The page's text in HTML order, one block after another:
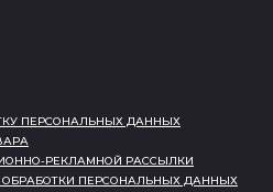
ПЕРСОНАЛЬНЫХ ДАННЫХ
РЕКЛАМНОЙ РАССЫЛКИ
ПЕРСОНАЛЬНЫХ ДАННЫХ